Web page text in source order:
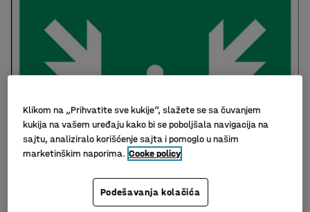
Klikom na „Prihvatite sve kukije“, slažete se sa čuvanjem
kukija na vašem uređaju kako bi se poboljšala navigacija na
sajtu, analiziralo korišćenje sajta i pomoglo u našim
marketinškim naporima. Cooke policy
Podešavanja kolačića